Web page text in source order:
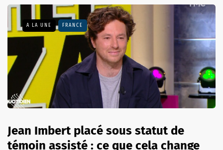
A LA UNE FRANCE
Jean Imbert placé sous statut de
témoin assisté : ce que cela change